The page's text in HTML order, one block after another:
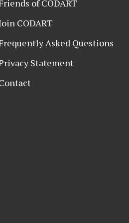
of CODART
CODART
Asked Questions
Statement